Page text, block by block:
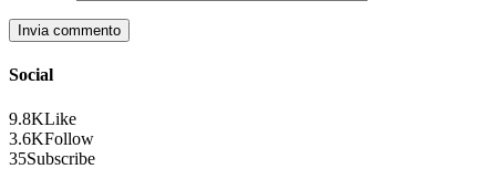
Social
9.8KLike
3.6KFollow
35Subscribe